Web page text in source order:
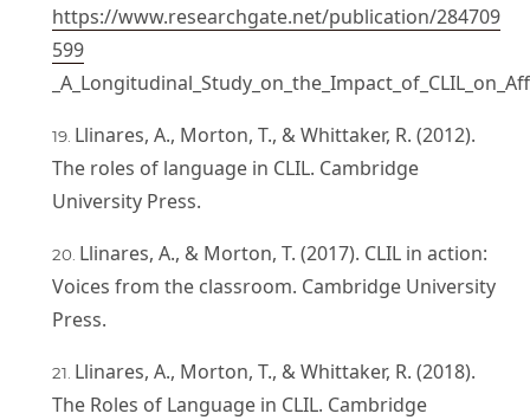
https://www.researchgate.net/publication/284709
599
Llinares, A., Morton, T., & Whittaker, R. (2012).
The roles of language in CLIL. Cambridge
University Press.
Llinares, A., & Morton, T. (2017). CLIL in action:
Voices from the classroom. Cambridge University
Press.
Llinares, A., Morton, T., & Whittaker, R. (2018).
The Roles of Language in CLIL. Cambridge